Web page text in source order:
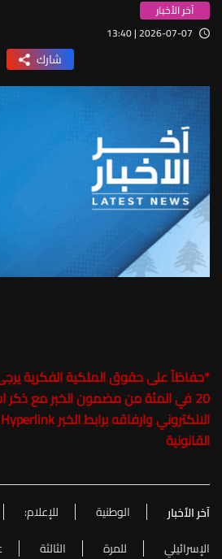
آخر الأخبار
2026-07-07 | 13:40
شارك
*حفاظاً على حقوق الملكية الفكرية
القانونية
آخر الأخبار الوطنية للإعلام:
الإسرائيلي
للمرة الثالثة